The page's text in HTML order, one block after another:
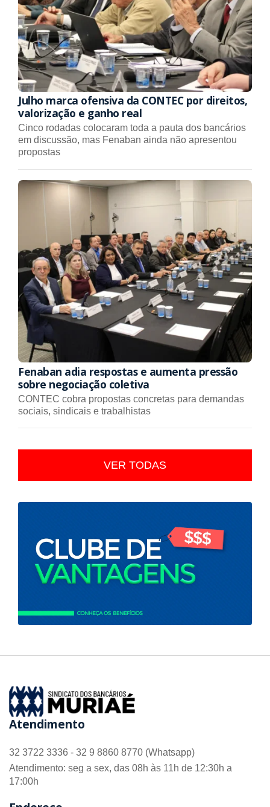
Julho marca ofensiva da CONTEC por direitos,
valorização e ganho real
Cinco rodadas colocaram toda a pauta dos bancários
em discussão, mas Fenaban ainda não apresentou
propostas
Fenaban adia respostas e aumenta pressão
sobre negociação coletiva
CONTEC cobra propostas concretas para demandas
sociais, sindicais e trabalhistas
VER TODAS
Atendimento
32 3722 3336 - 32 9 8860 8770 (Whatsapp)
Atendimento: seg a sex, das 08h às 11h de 12:30h a
17:00h